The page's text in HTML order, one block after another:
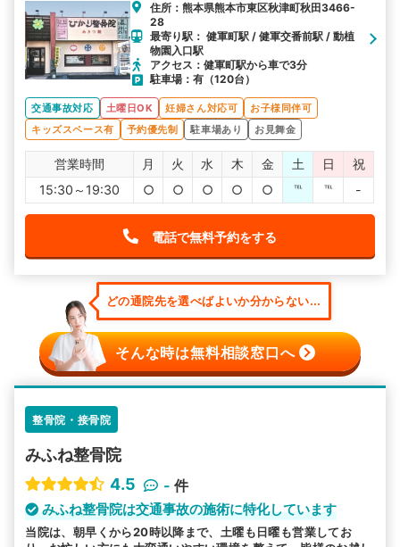
住所：熊本県熊本市東区秋津町秋田3466-
28
最寄り駅： 健軍町駅 / 健軍交番前駅 / 動植
物園入口駅
アクセス：健軍町駅から車で3分
駐車場：有（120台）
交通事故対応 土曜日OK 妊婦さん対応可
お子様同伴可
キッズスペース有
予約優先制 駐車場あり お見舞金
営業時間 月 火 水 木 金 土 日
祝
15:30～19:30
○ ○ ○ ○ ○ ℡ ℡ -
電話で無料予約をする
どの通院先を選べばよいか分からない...
そんな時は無料相談窓口へ
整骨院・接骨院
みふね整骨院
4.5
- 件
みふね整骨院は交通事故の施術に特化しています
当院は、朝早くから20時以降まで、土曜も日曜も営業してお